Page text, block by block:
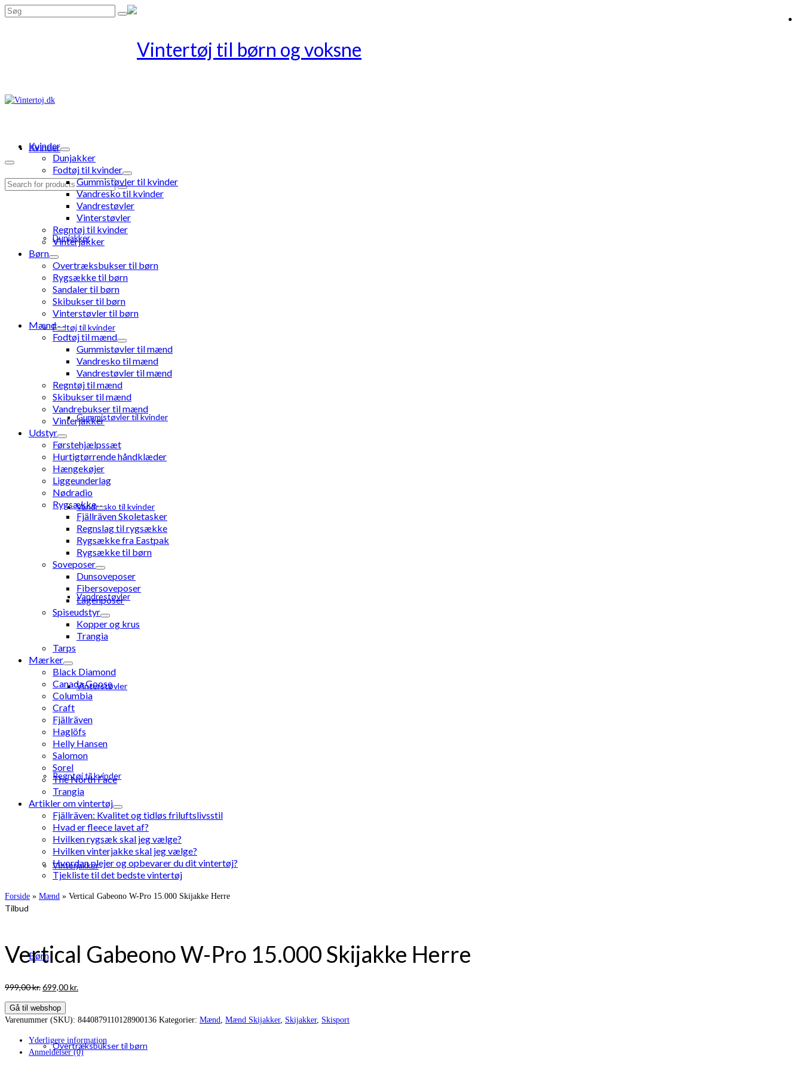
Search
Kvinder
Dunjakker
Fodtøj til kvinder
Gummistøvler til kvinder
Vandresko til kvinder
Vandrestøvler
Vinterstøvler
Regntøj til kvinder
Vinterjakker
Børn
Overtræksbukser til børn
Search
Kvinder
Dunjakker
Fodtøj til kvinder
Gummistøvler til kvinder
Vandresko til kvinder
Vandrestøvler
Vinterstøvler
Regntøj til kvinder
Vinterjakker
Børn
Overtræksbukser til børn
Rygsække til børn
Sandaler til børn
Skibukser til børn
Vinterstøvler til børn
Mænd
Fodtøj til mænd
Gummistøvler til mænd
Vandresko til mænd
Vandrestøvler til mænd
Regntøj til mænd
Skibukser til mænd
Vandrebukser til mænd
Vinterjakker
Udstyr
Førstehjælpssæt
Hurtigtørrende håndklæder
Hængekøjer
Liggeunderlag
Nødradio
Rygsække
Fjällräven Skoletasker
Regnslag til rygsække
Rygsække fra Eastpak
Rygsække til børn
Soveposer
Dunsoveposer
Fibersoveposer
Lagenposer
Spiseudstyr
Kopper og krus
Trangia
Tarps
Mærker
Black Diamond
Canada Goose
Columbia
Craft
Fjällräven
Haglöfs
Helly Hansen
Salomon
Sorel
The North Face
Trangia
Artikler om vintertøj
Fjällräven: Kvalitet og tidløs friluftslivsstil
Hvad er fleece lavet af?
Hvilken rygsæk skal jeg vælge?
Hvilken vinterjakke skal jeg vælge?
Hvordan plejer og opbevarer du dit vintertøj?
Tjekliste til det bedste vintertøj
Forside » Mænd » Vertical Gabeono W-Pro 15.000 Skijakke Herre
Tilbud
Vertical Gabeono W-Pro 15.000 Skijakke Herre
999,00kr.Den
pris
var:
699,00kr.
er:
Gå til webshop
Varenummer (SKU): 8440879110128900136 Kategorier: Mænd Mænd Skijakker, Skijakker, Skisport
Yderligere information
Anmeldelser (0)